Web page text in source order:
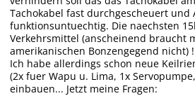
Tachokabel fast durchgescheuert und
funktionsuntuechtig. Die naechsten
Verkehrsmittel (anscheinend braucht
amerikanischen Bonzengegend nicht) !
Ich habe allerdings schon neue
(2x fuer Wapu u. Lima, 1x
einbauen... Jetzt meine Fragen: